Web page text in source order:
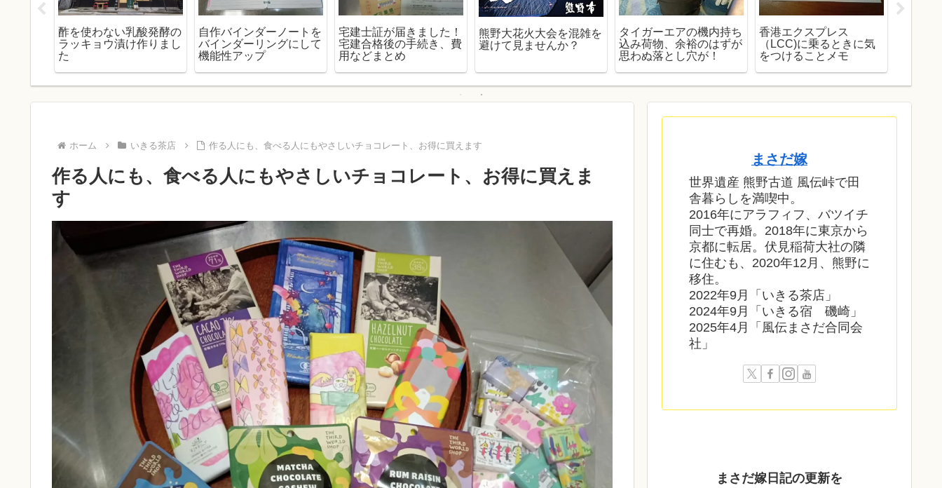
酢を使わない乳酸発酵の
ラッキョウ漬け作りまし
た
自作バインダーノートを
バインダーリングにして
機能性アップ
宅建士証が届きました！
宅建合格後の手続き、費
用などまとめ
熊野大花火大会を混雑を
避けて見ませんか？
タイガーエアの機内持ち
込み荷物、余裕のはずが
思わぬ落とし穴が！
香港エクスプレス
（LCC)に乗るときに気
をつけることメモ
ホーム いきる茶店 作る人にも、食べる人にもやさしいチョコレート、お得に買えます
作る人にも、食べる人にもやさしいチョコレート、お得に買えま
す
まさだ嫁
世界遺産 熊野古道 風伝峠で田
舎暮らしを満喫中。
2016年にアラフィフ、バツイチ
同士で再婚。2018年に東京から
京都に転居。伏見稲荷大社の隣
に住むも、2020年12月、熊野に
移住。
2022年9月「いきる茶店」
2024年9月「いきる宿 磯崎」
2025年4月「風伝まさだ合同会
社」
まさだ嫁日記の更新を